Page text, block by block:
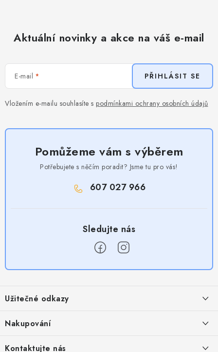
Aktuální novinky a akce na váš e-mail
E-mail
Vložením e-mailu souhlasíte s podmínkami ochrany osobních údajů
PŘIHLÁSIT SE
Pomůžeme vám s výběrem
Potřebujete s něčím poradit? Jsme tu pro vás!
607 027 966
p
a
Užitečné odkazy
Nakupování
Kontaktujte nás